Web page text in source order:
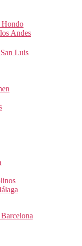
Hondo
Andes
Luis